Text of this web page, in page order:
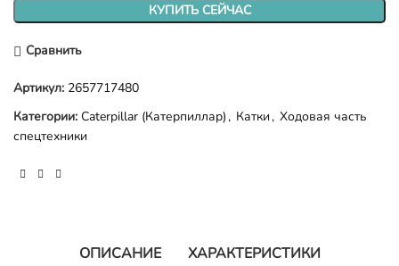
КУПИТЬ СЕЙЧАС
Сравнить
Артикул: 2657717480
Категории: Caterpillar (Катерпиллар) , Катки , Ходовая часть
спецтехники
ОПИСАНИЕ ХАРАКТЕРИСТИКИ